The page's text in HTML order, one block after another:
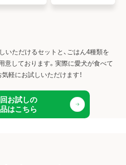
いただけるセットと、ごはん4種類を
意しております。実際に愛犬が食べて
軽にお試しいただけます！
お試しの
はこちら